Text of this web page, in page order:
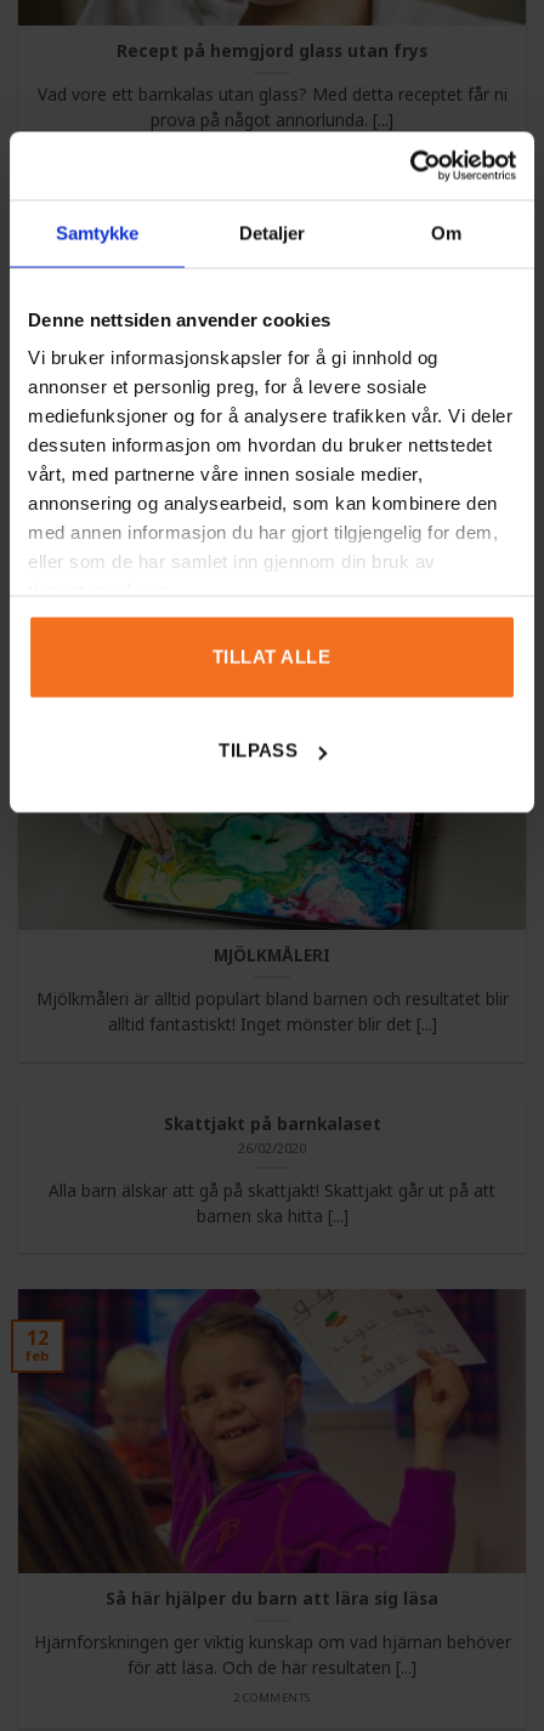
Samtykke Detaljer Om
Denne nettsiden anvender cookies
Vi bruker informasjonskapsler for å gi innhold og
annonser et personlig preg, for å levere sosiale
mediefunksjoner og for å analysere trafikken vår. Vi deler
dessuten informasjon om hvordan du bruker nettstedet
vårt, med partnerne våre innen sosiale medier,
annonsering og analysearbeid, som kan kombinere den
med annen informasjon du har gjort tilgjengelig for dem,
eller som de har samlet inn gjennom din bruk av
TILLAT ALLE
TILPASS
Recept på hemgjord glass utan frys
Vad vore ett barnkalas utan glass? Med detta receptet får ni
prova på något annorlunda. [...]
SUPERSTORA SÅPBUBBLOR
Att göra såpbubblor på ett barnkalas är alltid en succe. Här
kommer det bästa receptet [...]
MJÖLKMÅLERI
Mjölkmåleri är alltid populärt bland barnen och resultatet blir
alltid fantastiskt! Inget mönster blir det [...]
26
Skattjakt på barnkalaset
26/02/2020
Alla barn älskar att gå på skattjakt! Skattjakt går ut på att
barnen ska hitta [...]
Så här hjälper du barn att lära sig läsa
Hjärnforskningen ger viktig kunskap om vad hjärnan behöver
för att läsa. Och de här resultaten [...]
2 COMMENTS
12
feb